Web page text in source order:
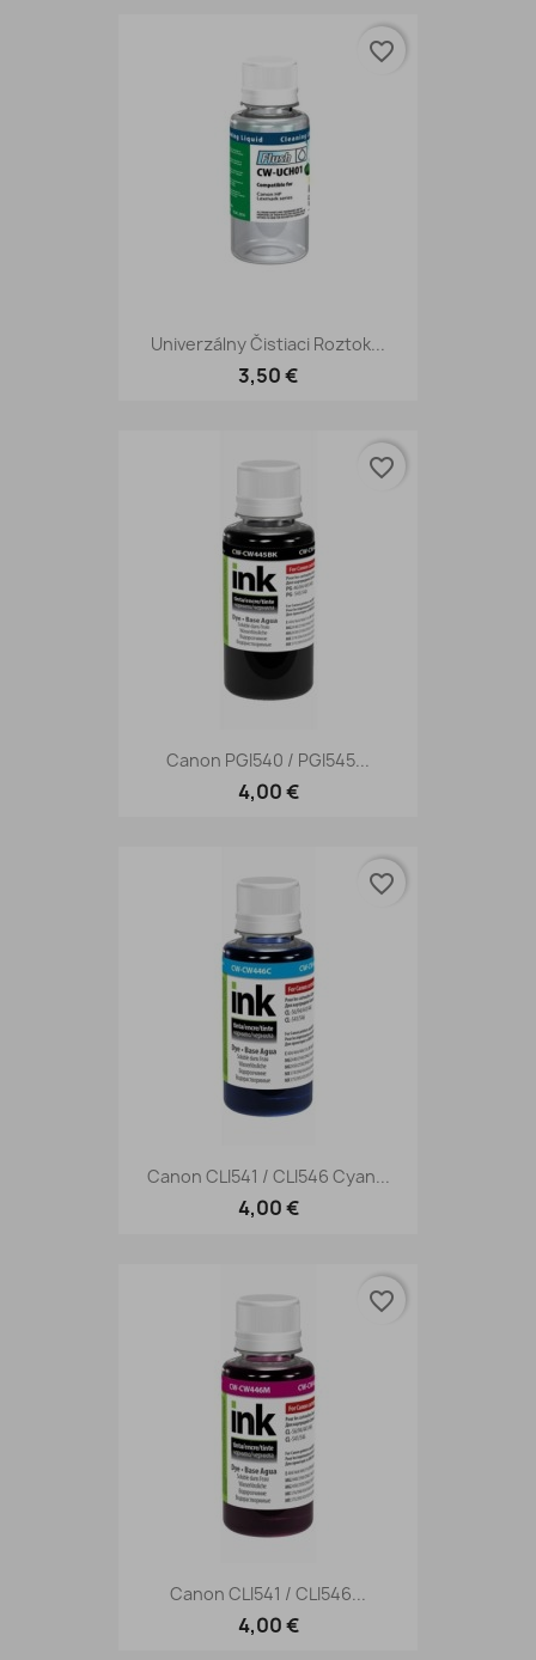
Univerzálny Čistiaci Roztok...
3,50 €
favorite_border
Canon PGI540 / PGI545...
4,00 €
favorite_border
Canon CLI541 / CLI546 Cyan...
4,00 €
favorite_border
Canon CLI541 / CLI546...
4,00 €
favorite_border